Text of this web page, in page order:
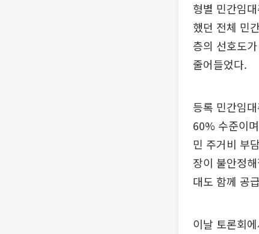
형별 민간임
했던 전체 민
층의 선호도
줄어들었다.
등록 민간임
60% 수준이
민 주거비 부
장이 불안정
대도 함께 공
이날 토론회